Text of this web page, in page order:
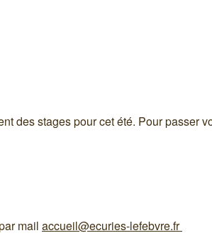
des stages pour cet été. Pour passer
mail accueil@ecuries-lefebvre.fr